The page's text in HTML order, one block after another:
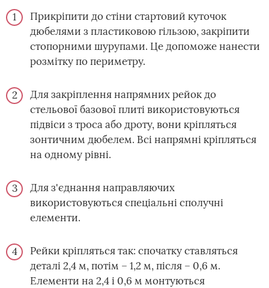
Прикріпити до стіни стартовий куточок
дюбелями з пластиковою гільзою, закріпити
стопорними шурупами. Це допоможе нанести
розмітку по периметру.
Для закріплення напрямних рейок до
стельової базової плиті використовуються
підвіси з троса або дроту, вони кріпляться
зонтичним дюбелем. Всі напрямні кріпляться
на одному рівні.
Для з'єднання направляючих
використовуються спеціальні сполучні
елементи.
Рейки кріпляться так: спочатку ставляться
деталі 2,4 м, потім – 1,2 м, після – 0,6 м.
Елементи на 2,4 і 0,6 м монтуються